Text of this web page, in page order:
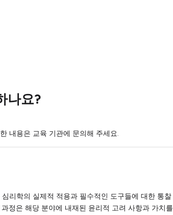
나요?
내용은 교육 기관에 문의해 주세요.
리학의 실제적 적용과 필수적인 도구들에 대한 통찰
정은 해당 분야에 내재된 윤리적 고려 사항과 가치를